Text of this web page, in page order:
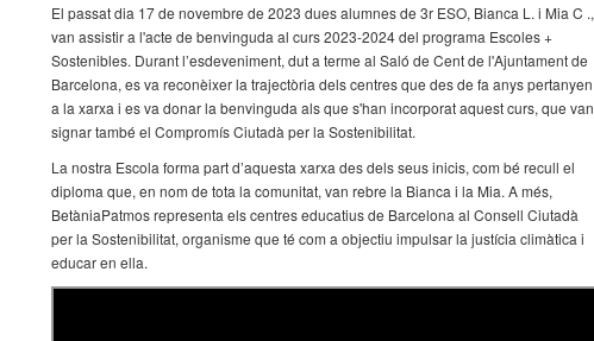
El passat dia 17 de novembre de 2023 dues alumnes de 3r ESO, Bianca L. i Mia C .,
van assistir a l'acte de benvinguda al curs 2023-2024 del programa Escoles +
Sostenibles. Durant l’esdeveniment, dut a terme al Saló de Cent de l'Ajuntament de
Barcelona, es va reconèixer la trajectòria dels centres que des de fa anys pertanyen
a la xarxa i es va donar la benvinguda als que s'han incorporat aquest curs, que van
signar també el Compromís Ciutadà per la Sostenibilitat.
La nostra Escola forma part d’aquesta xarxa des dels seus inicis, com bé recull el
diploma que, en nom de tota la comunitat, van rebre la Bianca i la Mia. A més,
BetàniaPatmos representa els centres educatius de Barcelona al Consell Ciutadà
per la Sostenibilitat, organisme que té com a objectiu impulsar la justícia climàtica i
educar en ella.